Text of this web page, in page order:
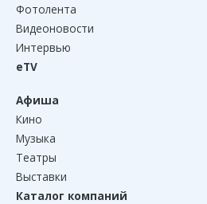
Фотолента
Видеоновости
Интервью
eTV
Афиша
Кино
Музыка
Театры
Выставки
Каталог компаний